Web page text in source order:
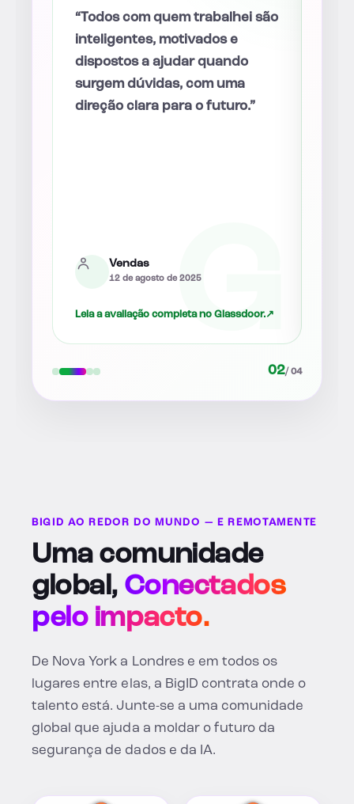
“Todos com quem trabalhei são
inteligentes, motivados e
dispostos a ajudar quando
surgem dúvidas, com uma
direção clara para o futuro.”
Vendas
12 de agosto de 2025
Leia a avaliação completa no Glassdoor.↗
02/ 04
BIGID AO REDOR DO MUNDO — E REMOTAMENTE
Uma comunidade
global, Conectados
pelo impacto.
De Nova York a Londres e em todos os
lugares entre elas, a BigID contrata onde o
talento está. Junte-se a uma comunidade
global que ajuda a moldar o futuro da
segurança de dados e da IA.